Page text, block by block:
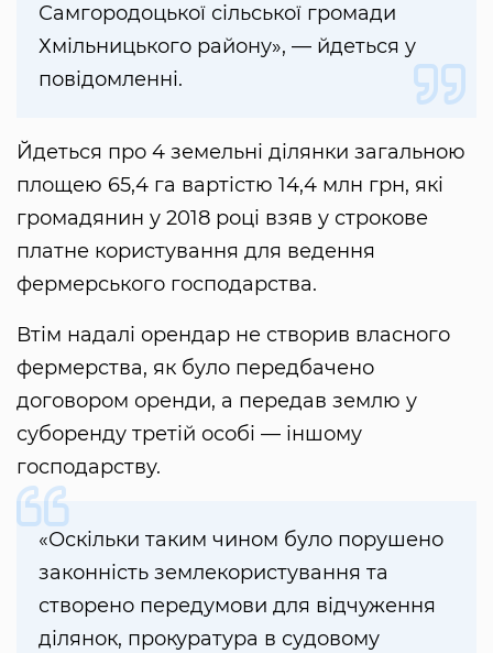
Самгородоцької сільської громади
Хмільницького району», — йдеться у
повідомленні.
Йдеться про 4 земельні ділянки загальною
площею 65,4 га вартістю 14,4 млн грн, які
громадянин у 2018 році взяв у строкове
платне користування для ведення
фермерського господарства.
Втім надалі орендар не створив власного
фермерства, як було передбачено
договором оренди, а передав землю у
суборенду третій особі — іншому
господарству.
«Оскільки таким чином було порушено
законність землекористування та
створено передумови для відчуження
ділянок, прокуратура в судовому